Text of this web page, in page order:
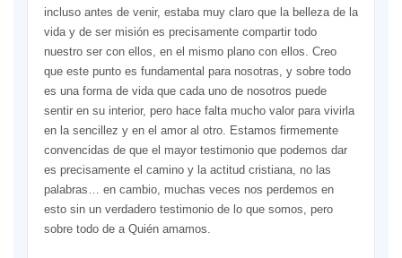
incluso antes de venir, estaba muy claro que la belleza de la
vida y de ser misión es precisamente compartir todo
nuestro ser con ellos, en el mismo plano con ellos. Creo
que este punto es fundamental para nosotras, y sobre todo
es una forma de vida que cada uno de nosotros puede
sentir en su interior, pero hace falta mucho valor para vivirla
en la sencillez y en el amor al otro. Estamos firmemente
convencidas de que el mayor testimonio que podemos dar
es precisamente el camino y la actitud cristiana, no las
palabras… en cambio, muchas veces nos perdemos en
esto sin un verdadero testimonio de lo que somos, pero
sobre todo de a Quién amamos.